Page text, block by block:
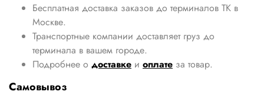
Бесплатная доставка заказов до терминалов ТК в
Москве.
Транспортные компании доставляет груз до
терминала в вашем городе.
Подробнее о доставке и оплате за товар.
Самовывоз